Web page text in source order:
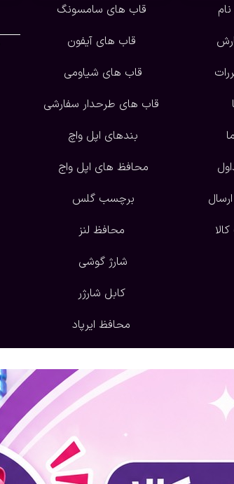
قاب های سامسونگ
قاب های آیفون
قاب های شیاومی
قاب های طرحدار سفارشی
بندهای اپل واچ
محافظ های اپل واج
برچسب گلس
محافظ لنز
شارژ گوشی
کابل شارژر
محافظ ایرپاد